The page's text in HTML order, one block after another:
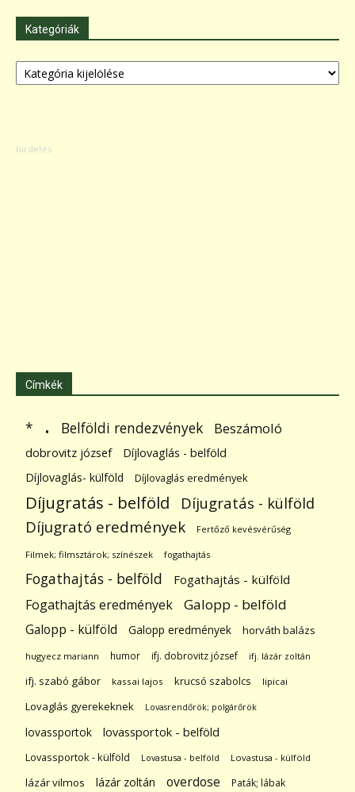
Kategóriák
Kategóriák
Címkék
* . Belföldi rendezvények Beszámoló
dobrovitz józsef
Díjlovaglás - belföld
Díjlovaglás- külföld
Díjlovaglás eredmények
Díjugratás - belföld Díjugratás - külföld
Díjugrató eredmények Fertőző kevésvérűség
Filmek; filmsztárok; színészek fogathajtás
Fogathajtás - belföld Fogathajtás - külföld
Fogathajtás eredmények Galopp - belföld
Galopp - külföld Galopp eredmények horváth balázs
hugyecz mariann humor ifj. dobrovitz józsef ifj. lázár zoltán
ifj. szabó gábor kassai lajos krucsó szabolcs lipicai
Lovaglás gyerekeknek Lovasrendőrök; polgárőrök
lovassportok lovassportok - belföld
Lovassportok - külföld Lovastusa - belföld Lovastusa - külföld
lázár vilmos lázár zoltán overdose Paták; lábak